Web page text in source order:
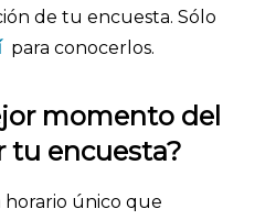
de tu encuesta. Sólo
para conocerlos.
momento del
tu encuesta?
único que